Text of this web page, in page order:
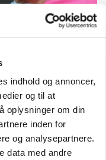
indhold og annoncer,
og til at
oplysninger om din
inden for
og analysepartnere.
data med andre
Crowns pris en